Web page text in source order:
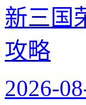
新三国
攻略
2026-